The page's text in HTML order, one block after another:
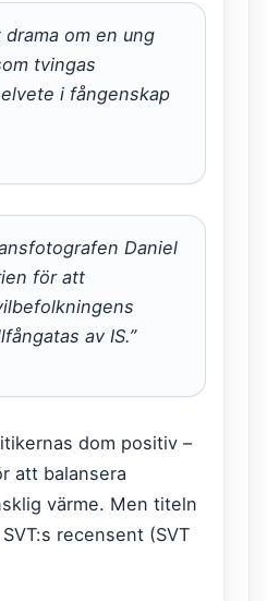
om en ung
tvingas
i fångenskap
Daniel
för att
av IS.”
dom positiv –
att balansera
värme. Men titeln
recensent (SVT